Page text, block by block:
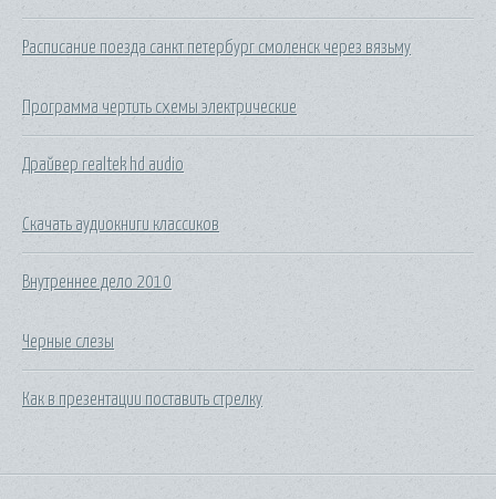
Расписание поезда санкт петербург смоленск через вязьму
Программа чертить схемы электрические
Драйвер realtek hd audio
Скачать аудиокниги классиков
Внутреннее дело 2010
Черные слезы
Как в презентации поставить стрелку